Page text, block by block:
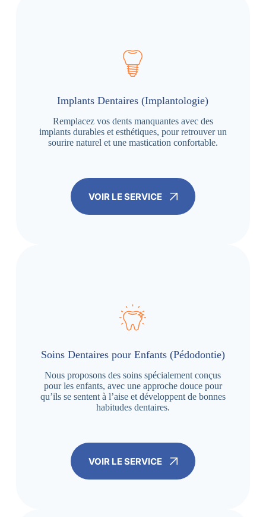
Implants Dentaires (Implantologie)
Remplacez vos dents manquantes avec des
implants durables et esthétiques, pour retrouver un
sourire naturel et une mastication confortable.
VOIR LE SERVICE
Soins Dentaires pour Enfants (Pédodontie)
Nous proposons des soins spécialement conçus
pour les enfants, avec une approche douce pour
qu’ils se sentent à l’aise et développent de bonnes
habitudes dentaires.
VOIR LE SERVICE